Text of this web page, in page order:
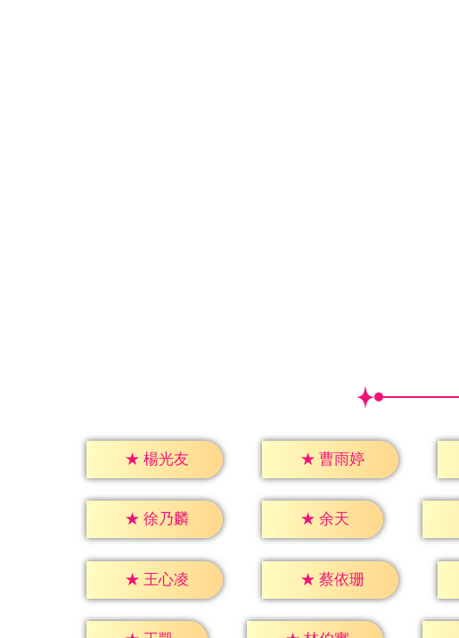
★ 楊光友 ★ 曹雨婷
★ 徐乃麟 ★ 余天
★ 王心凌 ★ 蔡依珊